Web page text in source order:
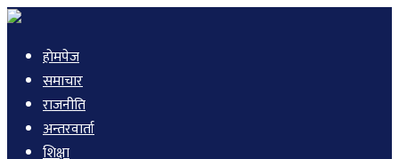
हाेमपेज
समाचार
राजनीति
अन्तरवार्ता
शिक्षा